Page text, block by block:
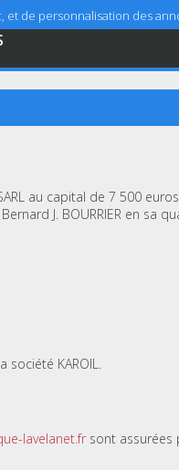
et de personnalisation des
au capital de 7 500
J. BOURRIER en sa
société KAROIL.
lavelanet.fr sont assurées